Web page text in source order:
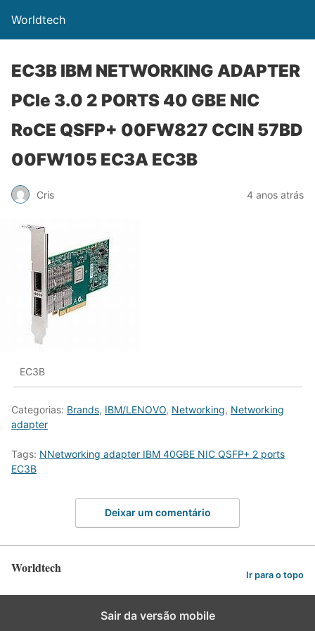
Worldtech
EC3B IBM NETWORKING ADAPTER
PCIe 3.0 2 PORTS 40 GBE NIC
RoCE QSFP+ 00FW827 CCIN 57BD
00FW105 EC3A EC3B
Cris 4 anos atrás
EC3B
Categorias: Brands, IBM/LENOVO, Networking, Networking
adapter
Tags: NNetworking adapter IBM 40GBE NIC QSFP+ 2 ports
EC3B
Deixar um comentário
Worldtech Ir para o topo
Sair da versão mobile